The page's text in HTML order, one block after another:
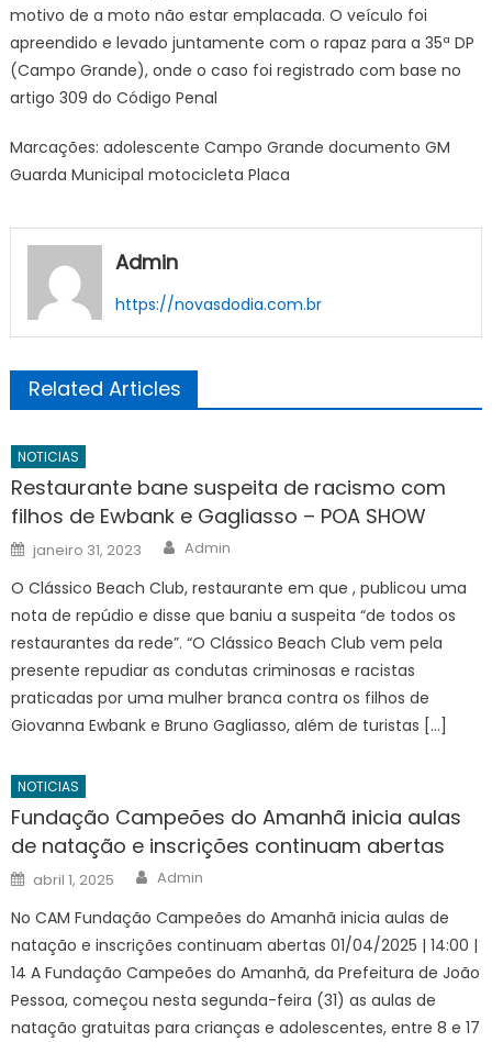
Grande
–
Cidade
de
motivo de a moto não estar emplacada. O veículo foi
apreendido e levado juntamente com o rapaz para a 35ª DP
(Campo Grande), onde o caso foi registrado com base no
artigo 309 do Código Penal
Marcações: adolescente Campo Grande documento GM
Guarda Municipal motocicleta Placa
Admin
https://novasdodia.com.br
Related Articles
NOTICIAS
Restaurante bane suspeita de racismo com
filhos de Ewbank e Gagliasso – POA SHOW
Posted
on
janeiro 31, 2023 Author
Admin
O Clássico Beach Club, restaurante em que , publicou uma
nota de repúdio e disse que baniu a suspeita “de todos os
restaurantes da rede”. “O Clássico Beach Club vem pela
presente repudiar as condutas criminosas e racistas
praticadas por uma mulher branca contra os filhos de
Giovanna Ewbank e Bruno Gagliasso, além de turistas […]
NOTICIAS
Fundação Campeões do Amanhã inicia aulas
de natação e inscrições continuam abertas
Posted
on
abril 1, 2025 Author
Admin
No CAM Fundação Campeões do Amanhã inicia aulas de
natação e inscrições continuam abertas 01/04/2025 | 14:00 |
14 A Fundação Campeões do Amanhã, da Prefeitura de João
Pessoa, começou nesta segunda-feira (31) as aulas de
natação gratuitas para crianças e adolescentes, entre 8 e 17